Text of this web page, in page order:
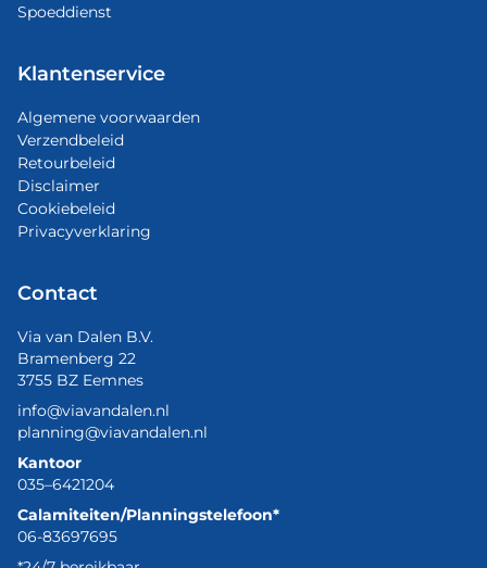
Spoeddienst
Klantenservice
Algemene voorwaarden
Verzendbeleid
Retourbeleid
Disclaimer
Cookiebeleid
Privacyverklaring
Contact
Via van Dalen B.V.
Bramenberg 22
3755 BZ Eemnes
info@viavandalen.nl
planning@viavandalen.nl
Kantoor
035–6421204
Calamiteiten/Planningstelefoon*
06-83697695